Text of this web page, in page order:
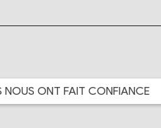
NOUS ONT FAIT CONFIANCE